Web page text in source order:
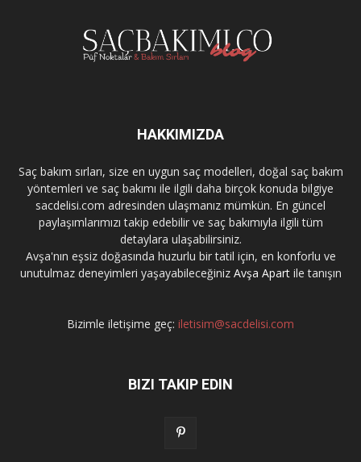
HAKKIMIZDA
Saç bakım sırları, size en uygun saç modelleri, doğal saç bakım
yöntemleri ve saç bakımı ile ilgili daha birçok konuda bilgiye
sacdelisi.com adresinden ulaşmanız mümkün. En güncel
paylaşımlarımızı takip edebilir ve saç bakımıyla ilgili tüm
detaylara ulaşabilirsiniz.
Avşa'nın eşsiz doğasında huzurlu bir tatil için, en konforlu ve
unutulmaz deneyimleri yaşayabileceğiniz Avşa Apartile tanışın
Bizimle iletişime geç: iletisim@sacdelisi.com
BIZI TAKIP EDIN